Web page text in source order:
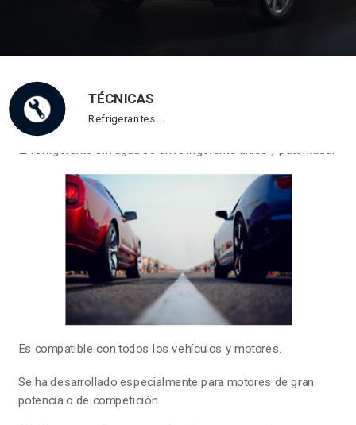
TÉCNICAS
Refrigerantes…
Es compatible con todos los vehículos y motores.
Se ha desarrollado especialmente para motores de gran
potencia o de competición.